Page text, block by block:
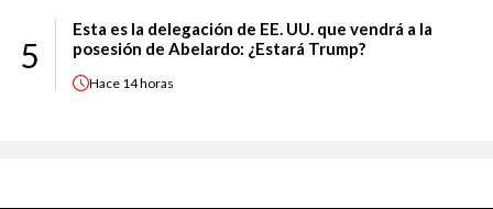
5
Esta es la delegación de EE. UU. que vendrá a la
posesión de Abelardo: ¿Estará Trump?
Hace 14 horas